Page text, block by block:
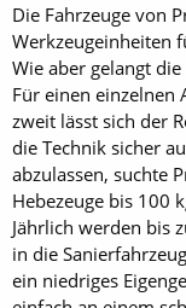
Die Fahrzeuge von
Werkzeugeinheiten
Wie aber gelangt
Für einen einzelnen
zweit lässt sich der
die Technik sicher
abzulassen, suchte
Hebezeuge bis 100
Jährlich werden bis
in die
ein niedriges